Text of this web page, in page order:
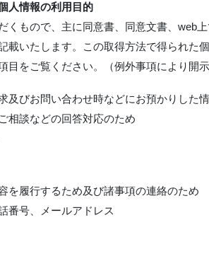
人情報の利用目的
くもので、主に同意書、同意文書、web
載いたします。この取得方法で得られ
をご覧ください。（例外事項により開
及びお問い合わせ時などにお預かりした
談などの回答対応のため
履行するため及び諸事項の連絡のため
番号、メールアドレス